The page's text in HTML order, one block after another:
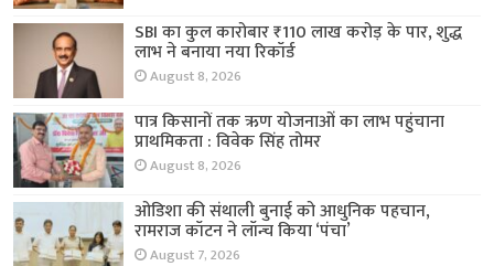
SBI का कुल कारोबार ₹110 लाख करोड़ के पार, शुद्ध
लाभ ने बनाया नया रिकॉर्ड
August 8, 2026
पात्र किसानों तक ऋण योजनाओं का लाभ पहुंचाना
प्राथमिकता : विवेक सिंह तोमर
August 8, 2026
ओडिशा की संथाली बुनाई को आधुनिक पहचान,
रामराज कॉटन ने लॉन्च किया ‘पंचा’
August 7, 2026